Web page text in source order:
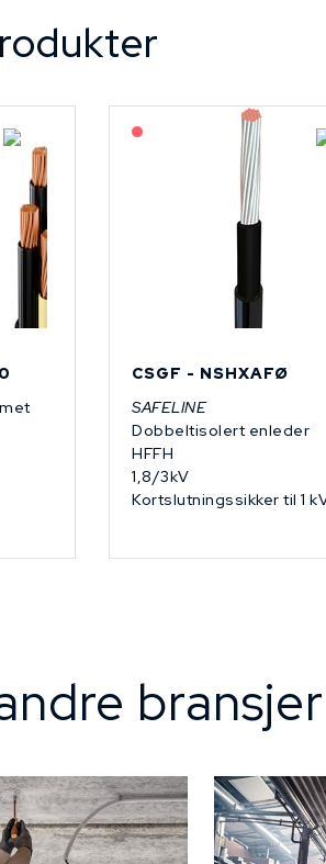
På forespørsel
CSGF - NSHXAFØ
SAFELINE
Dobbeltisolert enleder
HFFH
1,8/3kV
Kortslutningssikker til 1
bransjer